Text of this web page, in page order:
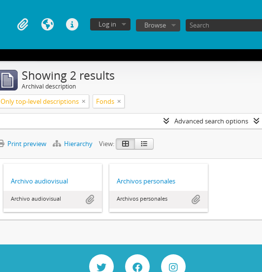
Log in Browse
Showing 2 results
Archival description
Only top-level descriptions Fonds
Advanced search options
Print preview Hierarchy View:
Archivo audiovisual
Archivo audiovisual
Archivos personales
Archivos personales